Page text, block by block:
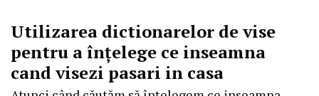
Utilizarea dictionarelor de vise
pentru a înțelege ce inseamna
cand visezi pasari in casa